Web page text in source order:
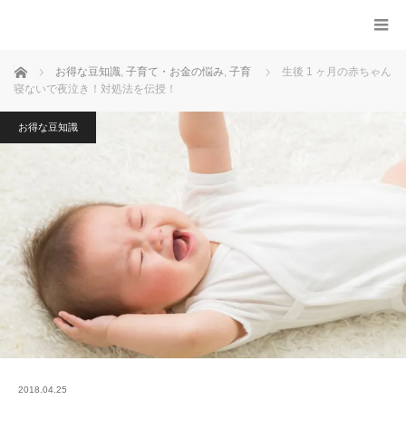
ホーム お得な豆知識, 子育て・お金の悩み, 子育
生後 1 ヶ月の赤ちゃん
寝ないで夜泣き！対処法を伝授！
お得な豆知識
2018.04.25